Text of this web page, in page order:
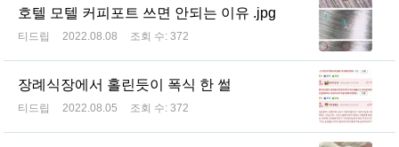
호텔 모텔 커피포트 쓰면 안되는 이유 .jpg
티드립 2022.08.08 조회 수: 372
장례식장에서 홀린듯이 폭식 한 썰
티드립 2022.08.05 조회 수: 372